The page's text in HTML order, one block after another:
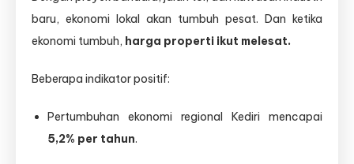
baru, ekonomi lokal akan tumbuh pesat. Dan ketika
ekonomi tumbuh, harga properti ikut melesat.
Beberapa indikator positif:
Pertumbuhan ekonomi regional Kediri mencapai
5,2% per tahun.